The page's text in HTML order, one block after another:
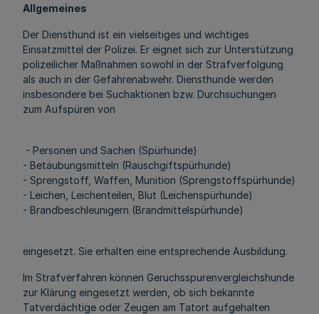
Allgemeines
Der Diensthund ist ein vielseitiges und wichtiges
Einsatzmittel der Polizei. Er eignet sich zur Unterstützung
polizeilicher Maßnahmen sowohl in der Strafverfolgung
als auch in der Gefahrenabwehr. Diensthunde werden
insbesondere bei Suchaktionen bzw. Durchsuchungen
zum Aufspüren von
- Personen und Sachen (Spürhunde)
- Betäubungsmitteln (Rauschgiftspürhunde)
- Sprengstoff, Waffen, Munition (Sprengstoffspürhunde)
- Leichen, Leichenteilen, Blut (Leichenspürhunde)
- Brandbeschleunigern (Brandmittelspürhunde)
eingesetzt. Sie erhalten eine entsprechende Ausbildung.
Im Strafverfahren können Geruchsspurenvergleichshunde
zur Klärung eingesetzt werden, ob sich bekannte
Tatverdächtige oder Zeugen am Tatort aufgehalten